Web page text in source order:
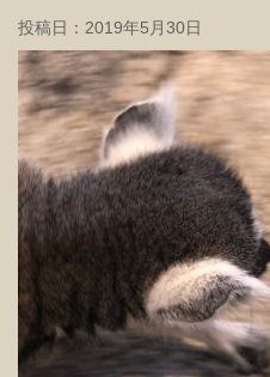
投稿日： 2019年5月30日